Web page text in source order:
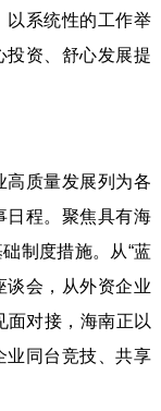
以系统性的工作举
投资、舒心发展提
质量发展列为各
日程。聚焦具有海
制度措施。从“蓝
谈会，从外资企业
面对接，海南正以
业同台竞技、共享